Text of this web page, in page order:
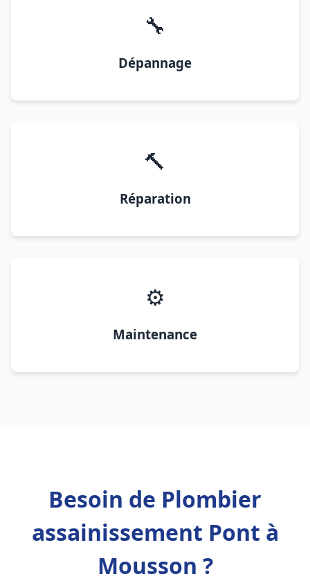
🔧
Dépannage
🔨
Réparation
⚙️
Maintenance
Besoin de Plombier
assainissement Pont à
Mousson ?